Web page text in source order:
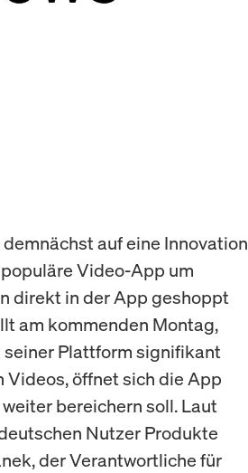
auf eine Innovation
Video-App um
direkt in der App geshoppt
am kommenden Montag,
Plattform signifikant
öffnet sich die App
bereichern soll. Laut
Nutzer Produkte
der Verantwortliche für